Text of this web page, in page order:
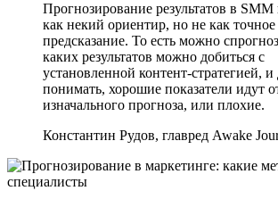
Прогнозирование результатов в
как некий ориентир, но не как точное
предсказание. То есть можно
каких результатов можно добиться с
установленной контент-стратегией,
понимать, хорошие показатели идут
изначального прогноза, или плохие.
Константин Рудов, главред Awake